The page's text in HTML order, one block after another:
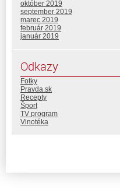
október 2019
september 2019
marec 2019
február 2019
január 2019
Odkazy
Fotky
Pravda.sk
Recepty
Šport
TV program
Vinotéka